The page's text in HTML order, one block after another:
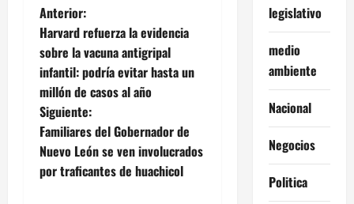
N
a
v
e
g
a
Anterior:
Harvard refuerza la evidencia
sobre la vacuna antigripal
infantil: podría evitar hasta un
millón de casos al año
Siguiente:
Familiares del Gobernador de
Nuevo León se ven involucrados
por traficantes de huachicol
legislativo
medio
ambiente
Nacional
Negocios
Politica